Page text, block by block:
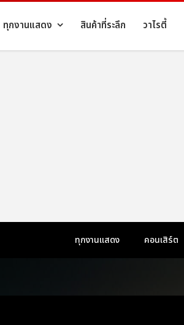
ทุกงานแสดง สินค้าที่ระลึก วาไรตี้
ทุกงานแสดง คอนเสิร์ต